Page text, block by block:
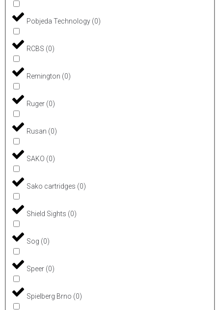
Pobjeda Technology (0)
RCBS (0)
Remington (0)
Ruger (0)
Rusan (0)
SAKO (0)
Sako cartridges (0)
Shield Sights (0)
Sog (0)
Speer (0)
Spielberg Brno (0)